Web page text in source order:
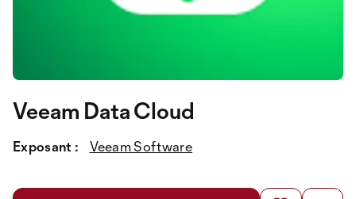
Veeam Data Cloud
Exposant : Veeam Software